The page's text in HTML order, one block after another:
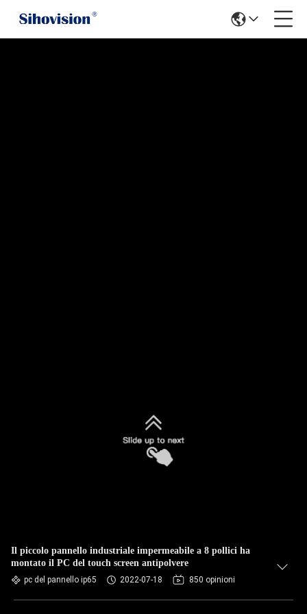
Il piccolo pannello industriale impermeabile a 8 pollici ha
montato il PC del touch screen antipolvere
pc del pannello ip65 2022-07-18 850 opinioni